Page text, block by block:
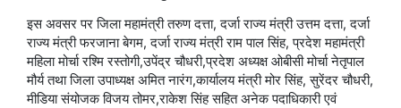
इस अवसर पर जिला महामंत्री तरुण दत्ता, दर्जा राज्य मंत्री उत्तम दत्ता, दर्जा
राज्य मंत्री फरजाना बेगम, दर्जा राज्य मंत्री राम पाल सिंह, प्रदेश महामंत्री
महिला मोर्चा रश्मि रस्तोगी,उपेंद्र चौधरी,प्रदेश अध्यक्ष ओबीसी मोर्चा नेतृपाल
मौर्य तथा जिला उपाध्यक्ष अमित नारंग,कार्यालय मंत्री मोर सिंह, सुरेंदर चौधरी,
मीडिया संयोजक विजय तोमर,राकेश सिंह सहित अनेक पदाधिकारी एवं